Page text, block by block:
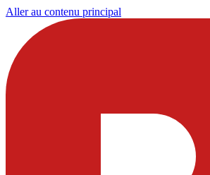
Aller au contenu principal